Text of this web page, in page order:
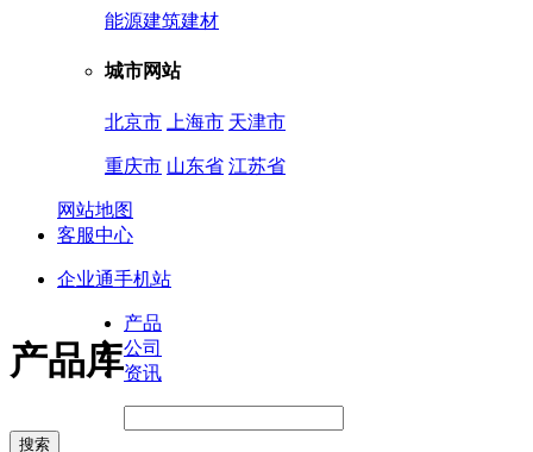
能源建筑建材
城市网站
北京市 上海市 天津市
重庆市 山东省 江苏省
网站地图
客服中心
企业通手机站
产品库
产品
公司
资讯